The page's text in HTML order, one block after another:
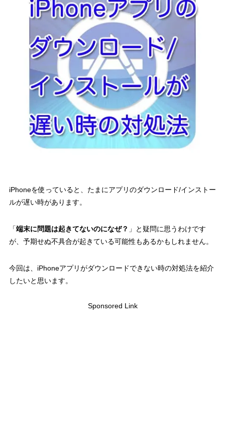
iPhoneを使っていると、たまにアプリのダウンロード/インストー
ルが遅い時があります。
「端末に問題は起きてないのになぜ？ 」と疑問に思うわけです
が、予期せぬ不具合が起きている可能性もあるかもしれません。
今回は、iPhoneアプリがダウンロードできない時の対処法を紹介
したいと思います。
Sponsored Link